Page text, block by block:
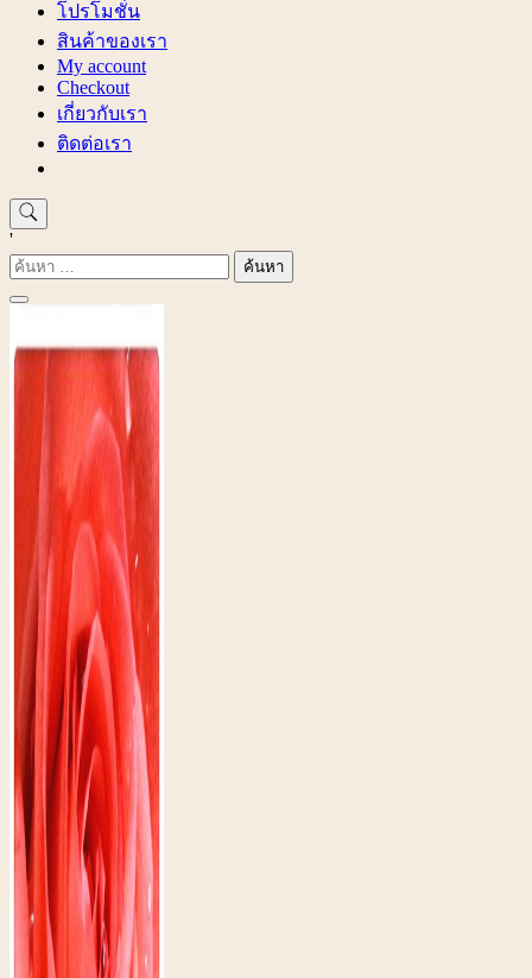
โปรโมชั่น
สินค้าของเรา
My account
Checkout
เกี่ยวกับเรา
ติดต่อเรา
'
ค้นหา
สำหรับ: